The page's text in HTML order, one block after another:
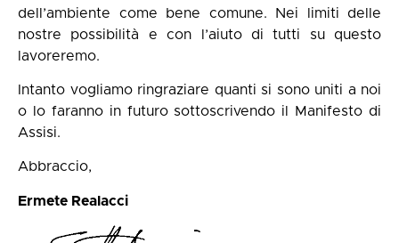
dell’ambiente come bene comune. Nei limiti delle
nostre possibilità e con l’aiuto di tutti su questo
lavoreremo.
Intanto vogliamo ringraziare quanti si sono uniti a noi
o lo faranno in futuro sottoscrivendo il Manifesto di
Assisi.
Abbraccio,
Ermete Realacci